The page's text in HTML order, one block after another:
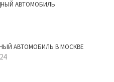
АВТОМОБИЛЬ
АВТОМОБИЛЬ В МОСКВЕ